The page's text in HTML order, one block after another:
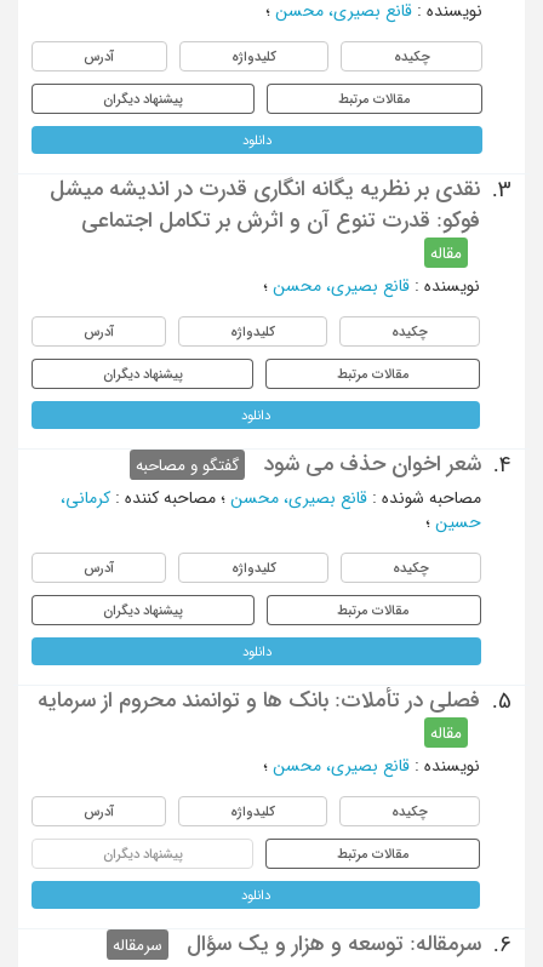
نویسنده : قانع بصیری، محسن ؛
چکیده کلیدواژه آدرس
مقالات مرتبط پیشنهاد دیگران
دانلود
3.
نقدی بر نظریه یگانه انگاری قدرت در اندیشه میشل
فوکو: قدرت تنوع آن و اثرش بر تکامل اجتماعی
مقاله
نویسنده : قانع بصیری، محسن ؛
چکیده کلیدواژه آدرس
مقالات مرتبط پیشنهاد دیگران
دانلود
4. شعر اخوان حذف می شود
گفتگو و مصاحبه
مصاحبه شونده : قانع بصیری، محسن ؛ مصاحبه کننده : کرمانی،
حسین ؛
چکیده کلیدواژه آدرس
مقالات مرتبط پیشنهاد دیگران
دانلود
5. فصلی در تأملات: بانک ها و توانمند محروم از سرمایه
مقاله
نویسنده : قانع بصیری، محسن ؛
چکیده کلیدواژه آدرس
مقالات مرتبط پیشنهاد دیگران
دانلود
6. سرمقاله: توسعه و هزار و یک سؤال
سرمقاله